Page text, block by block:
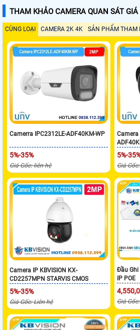
THAM KHẢO CAMERA QUAN SÁT GIÁ
CÙNG LOẠI CAMERA 2K 4K SẢN PHẨM THAM
Camerra IPC2312LE-ADF40KM-WP
5%-35%
Giá Gốc: liên hệ
Camera
5%-
Giá
Camera IP KBVISION KX-
CD2257MPN STARVIS CMOS
5%-35%
Giá Gốc: Liên hệ
Đầu Ghi
IP POE
Giá